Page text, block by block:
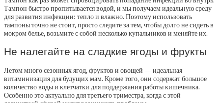
Тампон быстро пропитывается водой, и мы получаем идеальную среду
для развития инфекции: тепло и влажно. Поэтому использовать
тампоны точно не стоит, просто следите за тем, чтобы долго не сидеть в
мокром белье, возьмите с собой несколько купальников и меняйте их.
Не налегайте на сладкие ягоды и фрукты
Летом много сезонных ягод, фруктов и овощей — идеальная
витаминизация для будущих мам. Кроме того, они содержат большое
количество воды и клетчатки для поддержания работы кишечника.
Особенно это актуально для третьего триместра, когда с этой